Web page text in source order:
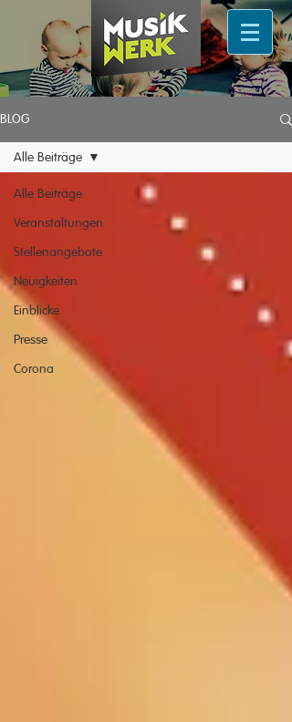
BLOG
Alle Beiträge
Veranstaltungen
Stellenangebote
Neuigkeiten
Einblicke
Presse
Corona
Alle Beiträge